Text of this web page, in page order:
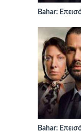
Bahar:
Bahar: